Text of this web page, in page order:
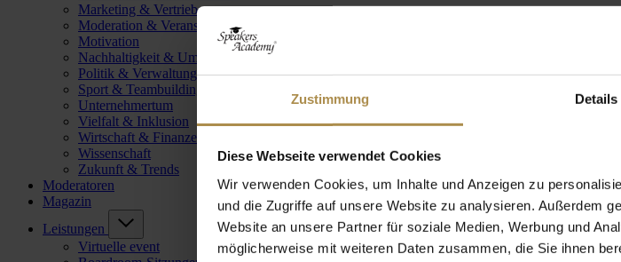
Zustimmung Details
Diese Webseite verwendet Cookies
Wir verwenden Cookies, um Inhalte und Anzeigen zu
und die Zugriffe auf unsere Website zu analysieren. Außerdem
Website an unsere Partner für soziale Medien, Werbung und
möglicherweise mit weiteren Daten zusammen, die Sie ihnen
Marketing & Vertrieb
Moderation & Veranstaltungsleitung
Motivation
Nachhaltigkeit & Umwelt
Politik & Verwaltung
Sport & Teambuilding
Unternehmertum
Vielfalt & Inklusion
Wirtschaft & Finanzen
Wissenschaft
Zukunft & Trends
Moderatoren
Magazin
Leistungen
Virtuelle event